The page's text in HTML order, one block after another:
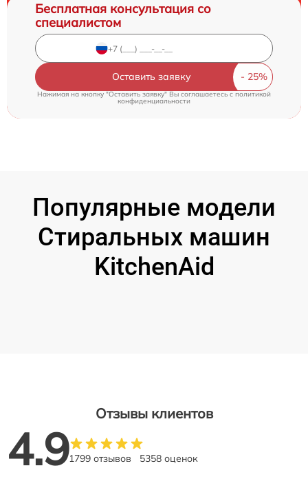
Бесплатная консультация со
специалистом
Оставить заявку
Нажимая на кнопку "Оставить заявку" Вы соглашаетесь cполитикой
конфиденциальности
Популярные модели
Стиральных машин
KitchenAid
Отзывы клиентов
4.91799 отзывов 5358 оценок